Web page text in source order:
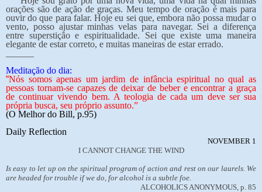
orações são de ação de graças. Meu tempo de oração é mais para
ouvir do que para falar. Hoje eu sei que, embora não possa mudar o
vento, posso ajustar minhas velas para navegar. Sei a diferença
entre superstição e espiritualidade. Sei que existe uma maneira
elegante de estar correto, e muitas maneiras de estar errado.
Meditação do dia:
“Nós somos apenas um jardim de infância espiritual no qual as
pessoas tornam-se capazes de deixar de beber e encontrar a graça
de continuar vivendo bem. A teologia de cada um deve ser sua
própria busca, seu próprio assunto.”
(O Melhor do Bill, p.95)
Daily Reflection
NOVEMBER 1
I CANNOT CHANGE THE WIND
Is easy to let up on the spiritual program of action and rest on our laurels. We
are headed for trouble if we do, for alcohol is a subtle foe.
ALCOHOLICS ANONYMOUS, p. 85